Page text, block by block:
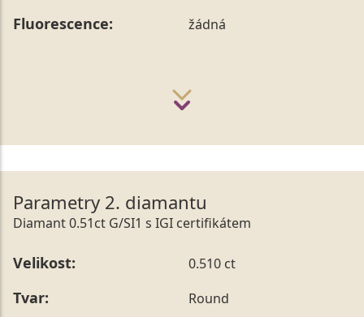
Fluorescence: žádná
Parametry 2. diamantu
Diamant 0.51ct G/SI1 s IGI certifikátem
Velikost: 0.510 ct
Tvar: Round